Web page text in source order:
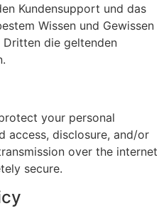
Kundensupport und das
Wissen und Gewissen
Dritten die geltenden
your personal
access, disclosure, and/or
over the internet
secure.